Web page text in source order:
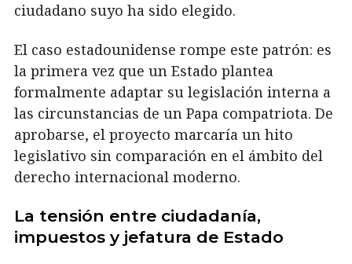
ciudadano suyo ha sido elegido.
El caso estadounidense rompe este patrón: es
la primera vez que un Estado plantea
formalmente adaptar su legislación interna a
las circunstancias de un Papa compatriota. De
aprobarse, el proyecto marcaría un hito
legislativo sin comparación en el ámbito del
derecho internacional moderno.
La tensión entre ciudadanía,
impuestos y jefatura de Estado